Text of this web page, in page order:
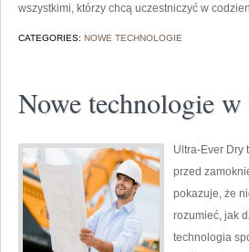
wszystkimi, którzy chcą uczestniczyć w
CATEGORIES: NOWE TECHNOLOGIE
Nowe technologie
Ultra-Ever Dry
przed
pokazuje, że
rozumieć, jak
technologia